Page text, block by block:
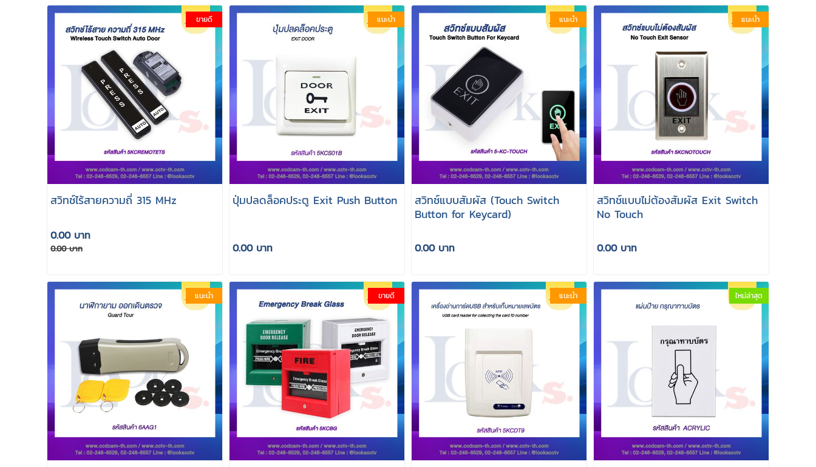
ขายดี
สวิทช์ไร้สายความถี่ 315 MHz
0.00 บาท
0.00 บาท
แนะนำ
ปุ่มปลดล็อคประตู Exit Push Button
0.00 บาท
แนะนำ
สวิทช์แบบสัมผัส (Touch Switch
Button for Keycard)
0.00 บาท
แนะนำ
สวิทช์แบบไม่ต้องสัมผัส Exit Switch
No Touch
0.00 บาท
แนะนำ ขายดี แนะนำ ใหม่ล่าสุด